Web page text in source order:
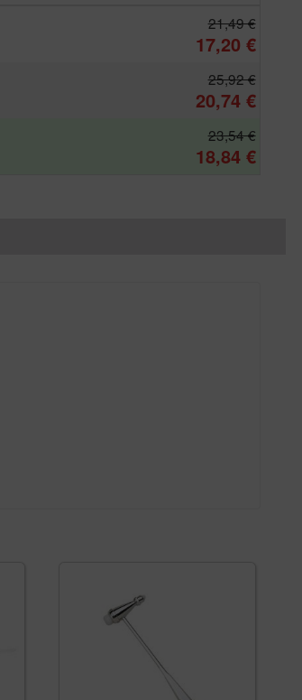
21,49 €
17,20 €
25,92 €
20,74 €
23,54 €
18,84 €